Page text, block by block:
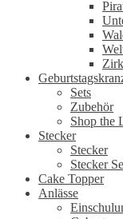
Sets
Zubehör
Shop the
Stecker
Stecker
Stecker
Cake Topper
Anlässe